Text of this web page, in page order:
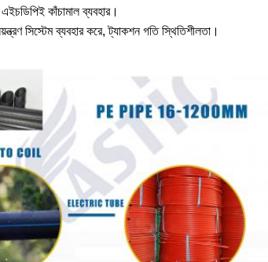
কাঁচামাল ব্যবহার।
সিস্টেম ব্যবহার করে, ট্যাকশন গতি স্থিতিশীলতা।